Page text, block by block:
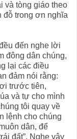
và tòng giáo theo
đỗ trong ơn nghĩa
đến nghe lời
đông dân chúng,
lại các điều
đảm nói rằng:
trước tiên,
và tự cho mình
tôi quay về
lệnh cho chúng
dân, để
đất”. Nghe vậy